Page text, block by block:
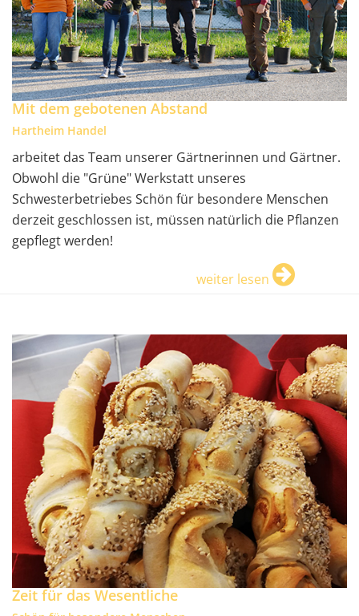
Mit dem gebotenen Abstand
Hartheim Handel
arbeitet das Team unserer Gärtnerinnen und Gärtner.
Obwohl die "Grüne" Werkstatt unseres
Schwesterbetriebes Schön für besondere Menschen
derzeit geschlossen ist, müssen natürlich die Pflanzen
gepflegt werden!
weiter lesen
Zeit für das Wesentliche